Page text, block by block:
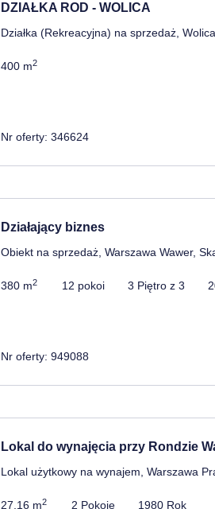
DZIAŁKA ROD - WOLICA
Działka (Rekreacyjna) na sprzedaż,
400 m2
Nr oferty: 346624
Działający biznes
Obiekt na sprzedaż, Warszawa Wawer,
380 m2 12 pokoi 3 Piętro z 3
Nr oferty: 949088
Lokal do wynajęcia przy Rondzie
Lokal użytkowy na wynajem, Warszawa
27,16 m2 2 Pokoje 1980 Rok